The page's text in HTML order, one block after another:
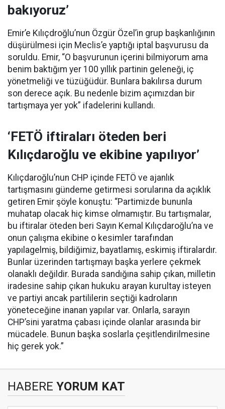
bakıyoruz’
Emir’e Kılıçdroğlu’nun Özgür Özel’in grup başkanlığının
düşürülmesi için Meclis’e yaptığı iptal başvurusu da
soruldu. Emir, “O başvurunun içerini bilmiyorum ama
benim baktığım yer 100 yıllık partinin geleneği, iç
yönetmeliği ve tüzüğüdür. Bunlara bakılırsa durum
son derece açık. Bu nedenle bizim açımızdan bir
tartışmaya yer yok” ifadelerini kullandı.
‘FETÖ iftiraları öteden beri
Kılıçdaroğlu ve ekibine yapılıyor’
Kılıçdaroğlu’nun CHP içinde FETÖ ve ajanlık
tartışmasını gündeme getirmesi sorularına da açıklık
getiren Emir şöyle konuştu: “Partimizde bununla
muhatap olacak hiç kimse olmamıştır. Bu tartışmalar,
bu iftiralar öteden beri Sayın Kemal Kılıçdaroğlu’na ve
onun çalışma ekibine o kesimler tarafından
yapılagelmiş, bildiğimiz, bayatlamış, eskimiş iftiralardır.
Bunlar üzerinden tartışmayı başka yerlere çekmek
olanaklı değildir. Burada sandığına sahip çıkan, milletin
iradesine sahip çıkan hukuku arayan kurultay isteyen
ve partiyi ancak partililerin seçtiği kadroların
yöneteceğine inanan yapılar var. Onlarla, sarayın
CHP’sini yaratma çabası içinde olanlar arasında bir
mücadele. Bunun başka soslarla çeşitlendirilmesine
hiç gerek yok.”
HABERE YORUM KAT